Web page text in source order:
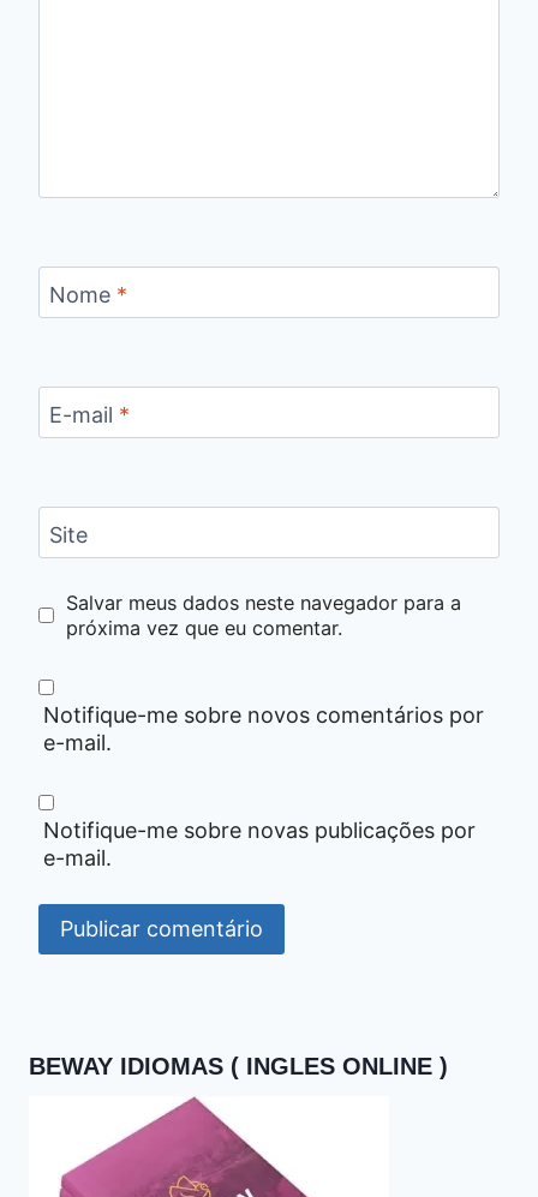
Nome *
E-mail *
Site
Salvar meus dados neste navegador para a
próxima vez que eu comentar.
Notifique-me sobre novos comentários por
e-mail.
Notifique-me sobre novas publicações por
e-mail.
BEWAY IDIOMAS ( INGLES ONLINE )